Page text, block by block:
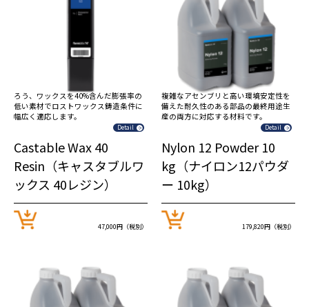
ろう、ワックスを40%含んだ膨張率の
低い素材でロストワックス鋳造条件に
幅広く適応します。
Detail
Castable Wax 40
Resin（キャスタブルワ
ックス 40レジン）
47,000円（税別）
複雑なアセンブリと高い環境安定性を
備えた耐久性のある部品の最終用途生
産の両方に対応する材料です。
Detail
Nylon 12 Powder 10
kg（ナイロン12パウダ
ー 10kg）
179,820円（税別）